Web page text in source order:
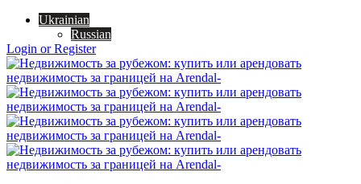
Ukrainian
Russian
Login or Register